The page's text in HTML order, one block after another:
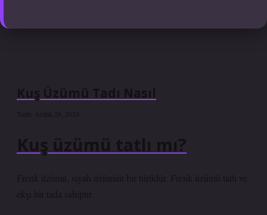
Kuş Üzümü Tadı Nasıl
Tarih: Aralık 28, 2024
Kuş üzümü tatlı mı?
Frenk üzümü, siyah üzümün bir türüdür. Frenk üzümü tatlı ve
ekşi bir tada sahiptir.